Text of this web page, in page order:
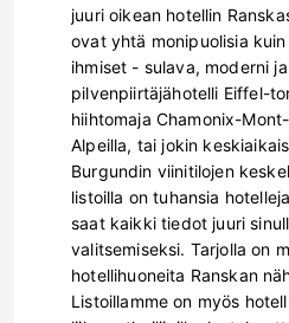
juuri oikean hotellin
ovat yhtä monipuolisia
ihmiset - sulava, moderni
pilvenpiirtäjähotelli Eiffel-
hiihtomaja Chamonix-
Alpeilla, tai jokin
Burgundin viinitilojen
listoilla on tuhansia
saat kaikki tiedot juuri
valitsemiseksi. Tarjolla on
hotellihuoneita Ranskan
Listoillamme on myös